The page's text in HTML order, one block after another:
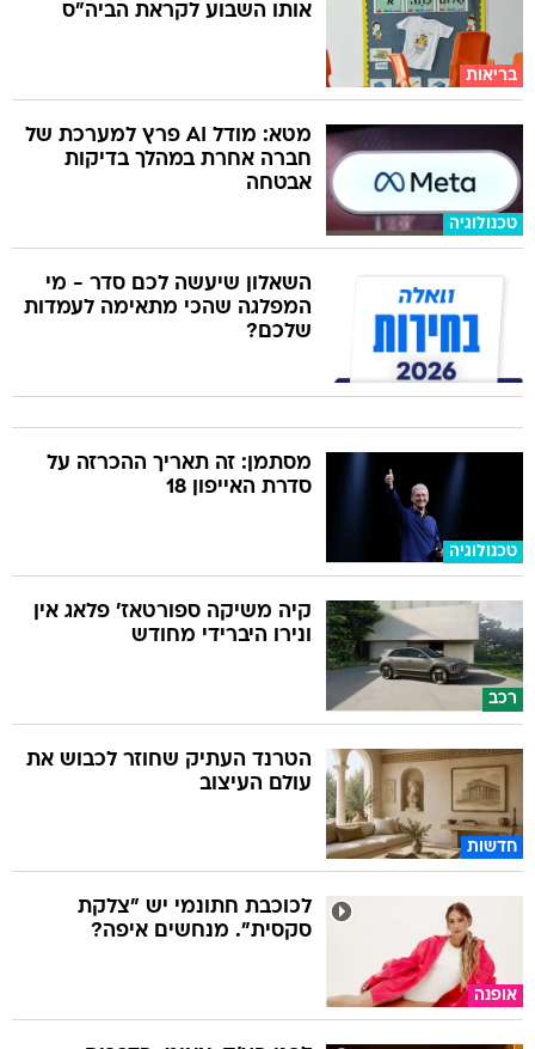
בריאות
אותו השבוע לקראת הביה"ס
טכנולוגיה
מטא: מודל AI פרץ למערכת של
חברה אחרת במהלך בדיקות
אבטחה
השאלון שיעשה לכם סדר - מי
המפלגה שהכי מתאימה לעמדות
שלכם?
טכנולוגיה
מסתמן: זה תאריך ההכרזה על
סדרת האייפון 18
רכב
קיה משיקה ספורטאז' פלאג אין
ונירו היברידי מחודש
חדשות
הטרנד העתיק שחוזר לכבוש את
עולם העיצוב
אופנה
לכוכבת חתונמי יש "צלקת
סקסית". מנחשים איפה?